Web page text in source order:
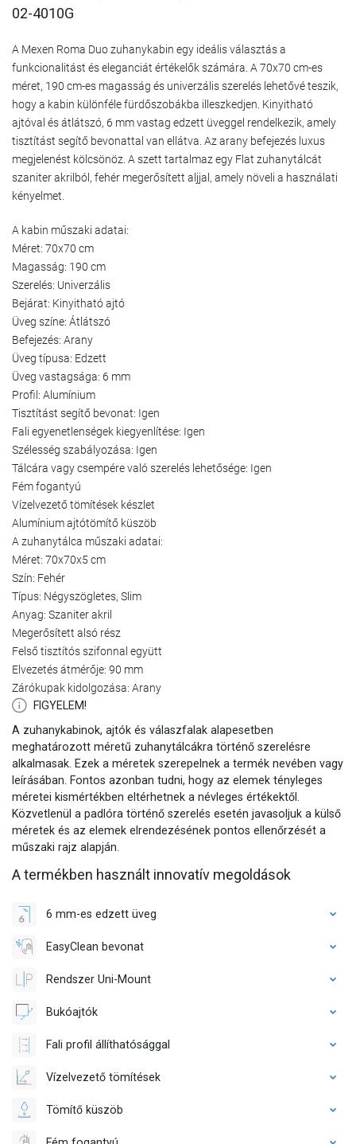
02-4010G
A Mexen Roma Duo zuhanykabin egy ideális választás a
funkcionalitást és eleganciát értékelők számára. A 70x70 cm-es
méret, 190 cm-es magasság és univerzális szerelés lehetővé teszik,
hogy a kabin különféle fürdőszobákba illeszkedjen. Kinyitható
ajtóval és átlátszó, 6 mm vastag edzett üveggel rendelkezik, amely
tisztítást segítő bevonattal van ellátva. Az arany befejezés luxus
megjelenést kölcsönöz. A szett tartalmaz egy Flat zuhanytálcát
szaniter akrilból, fehér megerősített aljjal, amely növeli a használati
kényelmet.
A kabin műszaki adatai:
Méret: 70x70 cm
Magasság: 190 cm
Szerelés: Univerzális
Bejárat: Kinyitható ajtó
Üveg színe: Átlátszó
Befejezés: Arany
Üveg típusa: Edzett
Üveg vastagsága: 6 mm
Profil: Alumínium
Tisztítást segítő bevonat: Igen
Fali egyenetlenségek kiegyenlítése: Igen
Szélesség szabályozása: Igen
Tálcára vagy csempére való szerelés lehetősége: Igen
Fém fogantyú
Vízelvezető tömítések készlet
Alumínium ajtótömítő küszöb
A zuhanytálca műszaki adatai:
Méret: 70x70x5 cm
Szín: Fehér
Típus: Négyszögletes, Slim
Anyag: Szaniter akril
Megerősített alsó rész
Felső tisztítós szifonnal együtt
Elvezetés átmérője: 90 mm
Zárókupak kidolgozása: Arany
FIGYELEM!
A zuhanykabinok, ajtók és válaszfalak alapesetben
meghatározott méretű zuhanytálcákra történő szerelésre
alkalmasak. Ezek a méretek szerepelnek a termék nevében vagy
leírásában. Fontos azonban tudni, hogy az elemek tényleges
méretei kismértékben eltérhetnek a névleges értékektől.
Közvetlenül a padlóra történő szerelés esetén javasoljuk a külső
méretek és az elemek elrendezésének pontos ellenőrzését a
műszaki rajz alapján.
A termékben használt innovatív megoldások
6 mm-es edzett üveg
EasyClean bevonat
Rendszer Uni-Mount
Bukóajtók
Fali profil állíthatósággal
Vízelvezető tömítések
Tömítő küszöb